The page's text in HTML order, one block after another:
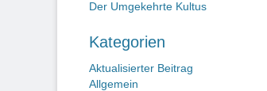
Der Umgekehrte Kultus
Kategorien
Aktualisierter Beitrag
Allgemein